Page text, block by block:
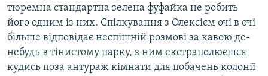
тюремна стандартна зелена фуфайка не робить
його одним із них. Спілкування з Олексієм очі в очі
більше відповідає неспішній розмові за кавою де-
небудь в тінистому парку, з ним екстраполюєшся
кудись поза антураж кімнати для побачень колонії